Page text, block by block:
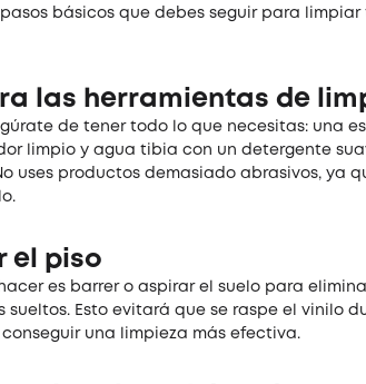
básicos que debes seguir para limpiar
las herramientas de
de tener todo lo que necesitas: una
limpio y agua tibia con un detergente
uses productos demasiado abrasivos, ya
el piso
es barrer o aspirar el suelo para
sueltos. Esto evitará que se raspe el vinilo
una limpieza más efectiva.